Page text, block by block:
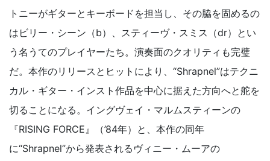
トニーがギターとキーボードを担当し、その脇を固めるの
はビリー・シーン（b）、スティーヴ・スミス（dr）とい
う名うてのプレイヤーたち。演奏面のクオリティも完璧
だ。本作のリリースとヒットにより、“Shrapnel”はテクニ
カル・ギター・インスト作品を中心に据えた方向へと舵を
切ることになる。イングヴェイ・マルムスティーンの
『RISING FORCE』（’84年）と、本作の同年
に“Shrapnel”から発表されるヴィニー・ムーアの